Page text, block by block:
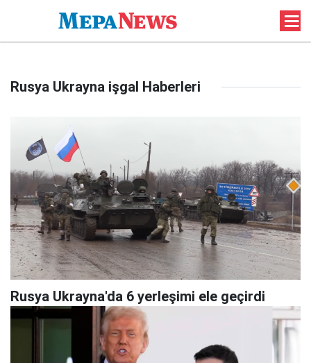
Rusya Ukrayna işgal Haberleri
Rusya Ukrayna'da 6 yerleşimi ele geçirdi